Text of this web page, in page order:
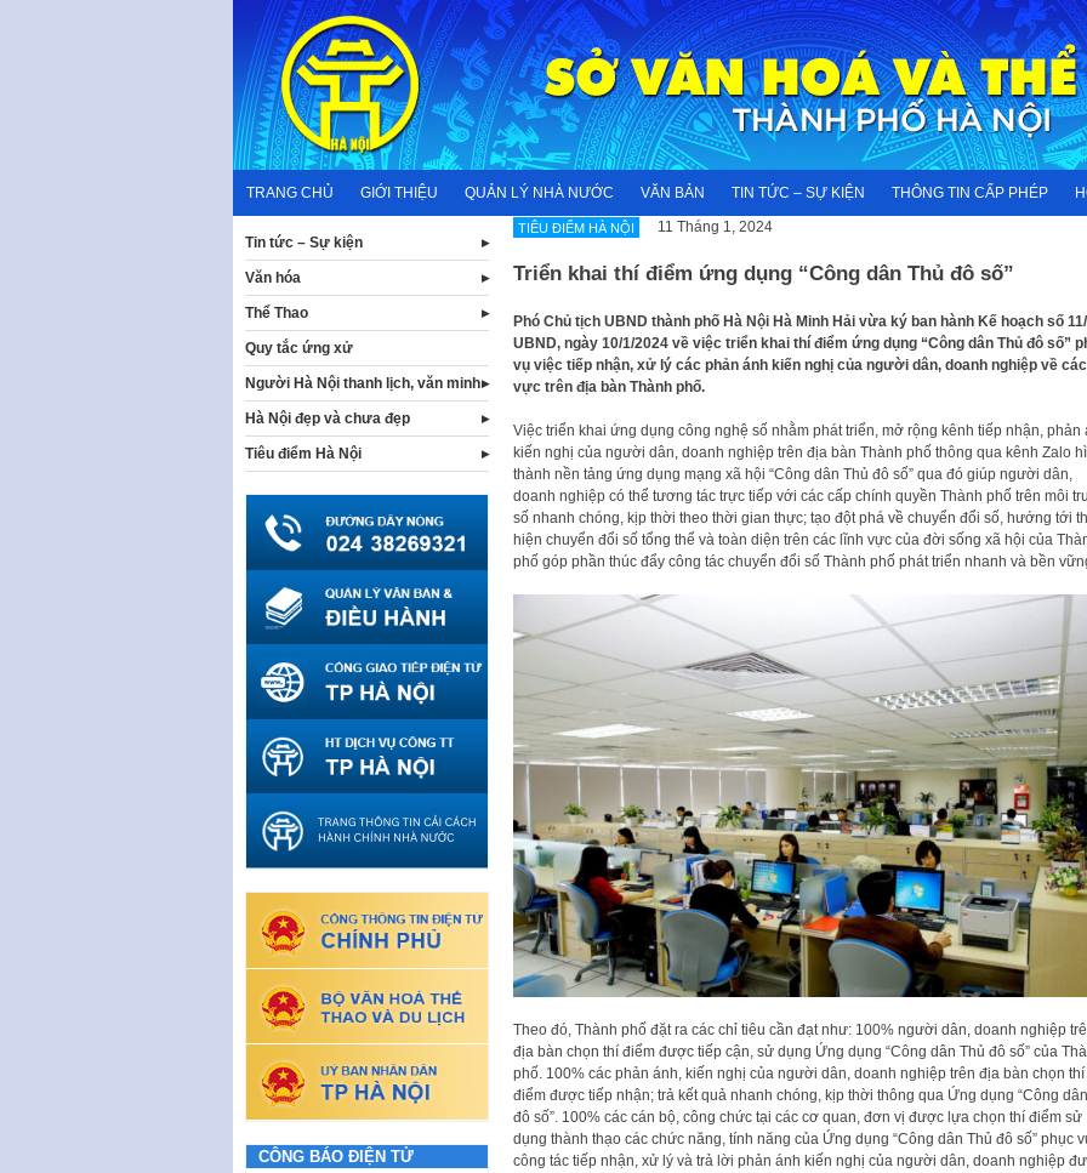
content
TRANG CHỦ GIỚI THIỆU QUẢN LÝ NHÀ NƯỚC VĂN BẢN TIN TỨC – SỰ KIỆN THÔNG TIN CẤP PHÉP
TIÊU ĐIỂM HÀ NỘI 11 Tháng 1, 2024
Triển khai thí điểm ứng dụng “Công dân Thủ đô số”
Phó Chủ tịch UBND thành phố Hà Nội Hà Minh Hải vừa ký ban hành Kế hoạch số
UBND, ngày 10/1/2024 về việc triển khai thí điểm ứng dụng “Công dân Thủ đô số”
vụ việc tiếp nhận, xử lý các phản ánh kiến nghị của người dân, doanh nghiệp về
vực trên địa bàn Thành phố.
Việc triển khai ứng dụng công nghệ số nhằm phát triển, mở rộng kênh tiếp nhận, phản
kiến nghị của người dân, doanh nghiệp trên địa bàn Thành phố thông qua kênh Zalo
thành nền tảng ứng dụng mạng xã hội “Công dân Thủ đô số” qua đó giúp người dân,
doanh nghiệp có thể tương tác trực tiếp với các cấp chính quyền Thành phố trên môi
số nhanh chóng, kịp thời theo thời gian thực; tạo đột phá về chuyển đổi số, hướng tới
hiện chuyển đổi số tổng thể và toàn diện trên các lĩnh vực của đời sống xã hội của
phố góp phần thúc đẩy công tác chuyển đổi số Thành phố phát triển nhanh và bền
Theo đó, Thành phố đặt ra các chỉ tiêu cần đạt như: 100% người dân, doanh nghiệp
địa bàn chọn thí điểm được tiếp cận, sử dụng Ứng dụng “Công dân Thủ đô số” của
phố. 100% các phản ánh, kiến nghị của người dân, doanh nghiệp trên địa bàn chọn thí
điểm được tiếp nhận; trả kết quả nhanh chóng, kịp thời thông qua Ứng dụng “Công
đô số”. 100% các cán bộ, công chức tại các cơ quan, đơn vị được lựa chọn thí điểm sử
dụng thành thạo các chức năng, tính năng của Ứng dụng “Công dân Thủ đô số” phục
công tác tiếp nhận, xử lý và trả lời phản ánh kiến nghị của người dân, doanh nghiệp
Tin tức – Sự kiện
Văn hóa
Thể Thao
Quy tắc ứng xử
Người Hà Nội thanh lịch, văn minh
Hà Nội đẹp và chưa đẹp
Tiêu điểm Hà Nội
CÔNG BÁO ĐIỆN TỬ